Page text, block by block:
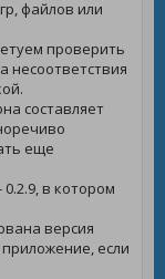
файлов или
проверить
несоответствия
составляет
еще
в котором
версия
если